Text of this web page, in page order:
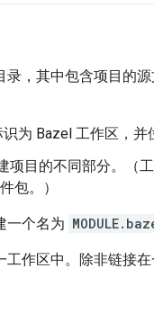
，其中包含项目的
为 Bazel 工作区，并
项目的不同部分。（
包。）
一个名为
作区中。除非链接